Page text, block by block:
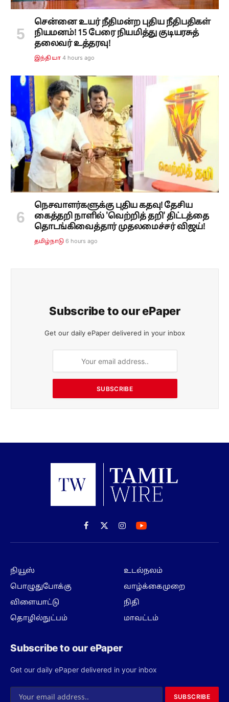
சென்னை உயர் நீதிமன்ற புதிய நீதிபதிகள்
நியமனம்! 15 பேரை நியமித்து குடியரசுத்
தலைவர் உத்தரவு!
இந்தியா 4 hours ago
நெசவாளர்களுக்கு புதிய கதவு! தேசிய
கைத்தறி நாளில் 'வெற்றித் தறி' திட்டத்தை
தொடங்கிவைத்தார் முதலமைச்சர் விஜய்!
தமிழ்நாடு 6 hours ago
Subscribe to our ePaper
Get our daily ePaper delivered in your inbox
SUBSCRIBE
Facebook
X
(Twitter)
Instagram
நியூஸ்
பொழுதுபோக்கு
விளையாட்டு
தொழில்நுட்பம்
உடல்நலம்
வாழ்க்கைமுறை
நிதி
மாவட்டம்
Subscribe to our ePaper
Get our daily ePaper delivered in your inbox
SUBSCRIBE